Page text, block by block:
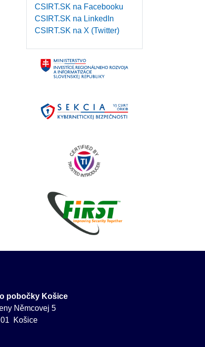
CSIRT.SK na Facebooku
CSIRT.SK na LinkedIn
CSIRT.SK na X (Twitter)
pobočky Košice
Němcovej 5
Košice